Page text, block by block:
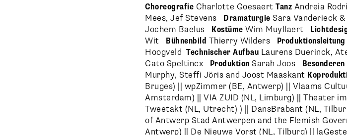
Choreografie Charlotte Goesaert Tanz Andreia
Mees, Jef Stevens Dramaturgie Sara Vanderieck
Jochem Baelus Kostüme Wim Muyllaert
Wit Bühnenbild Thierry Wilders Produktionsleitung
Hoogveld Technischer Aufbau Laurens Duerinck,
Cato Speltincx Produktion Sarah Joos Besonderen
Murphy, Steffi Jöris and Joost Maaskant
Bruges) || wpZimmer (BE, Antwerp) || Vlaams
Amsterdam) || VIA ZUID (NL, Limburg) || Theater
Tweetakt (NL, Utrecht) ) || DansBrabant (NL,
of Antwerp Stad Antwerpen and the Flemish
Antwerp) || De Nieuwe Vorst (NL, Tilburg) || laGeste